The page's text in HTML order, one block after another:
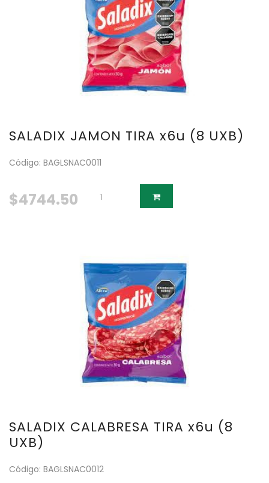
SALADIX JAMON TIRA x6u (8 UXB)
Código: BAGLSNAC0011
$4744.50
SALADIX CALABRESA TIRA x6u (8
UXB)
Código: BAGLSNAC0012